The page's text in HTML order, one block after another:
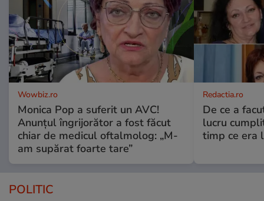
Wowbiz.ro
Monica Pop a suferit un AVC!
Anunțul îngrijorător a fost făcut
chiar de medicul oftalmolog: „M-
am supărat foarte tare”
Redactia.ro
De ce a
lucru
timp ce era
POLITIC